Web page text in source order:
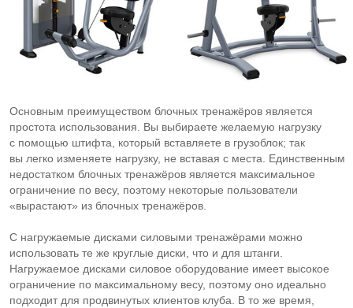
Основным преимуществом блочных тренажёров является
простота использования. Вы выбираете желаемую нагрузку
с помощью штифта, который вставляете в грузоблок; так
вы легко изменяете нагрузку, не вставая с места. Единственным
недостатком блочных тренажёров является максимальное
ограничение по весу, поэтому некоторые пользователи
«вырастают» из блочных тренажёров.
С нагружаемые дисками силовыми тренажёрами можно
использовать те же круглые диски, что и для штанги.
Нагружаемое дисками силовое оборудование имеет высокое
ограничение по максимальному весу, поэтому оно идеально
подходит для продвинутых клиентов клуба. В то же время,